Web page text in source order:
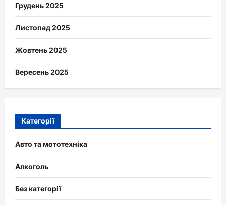
Грудень 2025
Листопад 2025
Жовтень 2025
Вересень 2025
Категорії
Авто та мототехніка
Алкоголь
Без категорії